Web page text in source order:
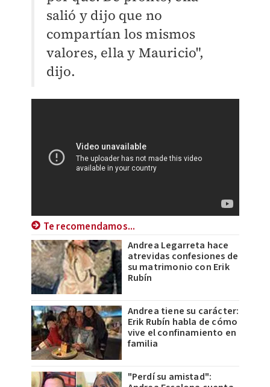
salió y dijo que no
compartían los mismos
valores, ella y Mauricio",
dijo.
Te recomendamos...
Andrea Legarreta hace
atrevidas confesiones de
su matrimonio con Erik
Rubín
Andrea tiene su carácter:
Erik Rubín habla de cómo
vive el confinamiento en
familia
"Perdí su amistad":